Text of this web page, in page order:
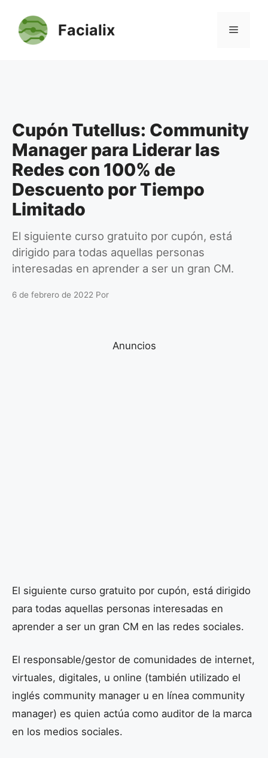
contenido
Facialix Menú
Cupón Tutellus: Community
Manager para Liderar las
Redes con 100% de
Descuento por Tiempo
Limitado
El siguiente curso gratuito por cupón, está
dirigido para todas aquellas personas
interesadas en aprender a ser un gran CM.
6 de febrero de 2022 Por
Anuncios
El siguiente curso gratuito por cupón, está dirigido
para todas aquellas personas interesadas en
aprender a ser un gran CM en las redes sociales.
El responsable/gestor de comunidades​ de internet,
virtuales, digitales, u online (también utilizado el
inglés community manager u en línea community
manager) es quien actúa como auditor de la marca
en los medios sociales.